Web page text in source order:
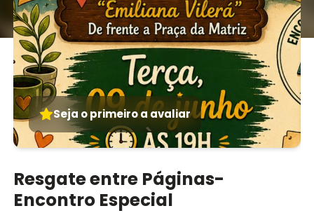
Seja o primeiro a avaliar
Resgate entre Páginas-
Encontro Especial